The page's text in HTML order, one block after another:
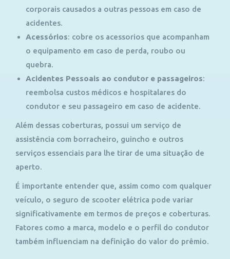
corporais causados a outras pessoas em caso de
acidentes.
Acessórios: cobre os acessorios que acompanham
o equipamento em caso de perda, roubo ou
quebra.
Acidentes Pessoais ao condutor e passageiros:
reembolsa custos médicos e hospitalares do
condutor e seu passageiro em caso de acidente.
Além dessas coberturas, possui um serviço de
assistência com borracheiro, guincho e outros
serviços essenciais para lhe tirar de uma situação de
aperto.
É importante entender que, assim como com qualquer
veículo, o seguro de scooter elétrica pode variar
significativamente em termos de preços e coberturas.
Fatores como a marca, modelo e o perfil do condutor
também influenciam na definição do valor do prêmio.